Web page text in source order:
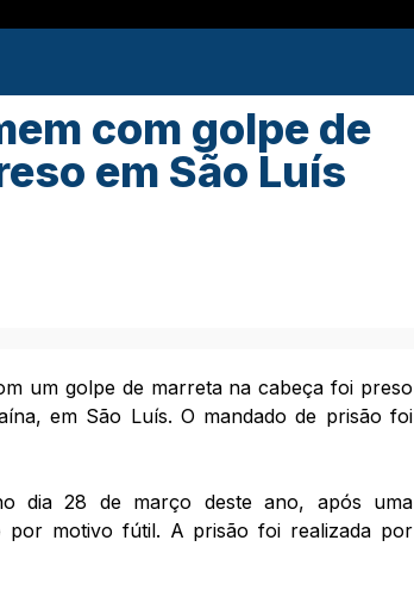
com golpe de
em São Luís
um golpe de marreta na cabeça foi preso
em São Luís. O mandado de prisão foi
dia 28 de março deste ano, após uma
por motivo fútil. A prisão foi realizada por